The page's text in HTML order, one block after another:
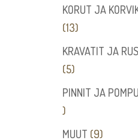
KORUT JA
1313
tuotetta
KRAVATIT JA
55
tuotetta
PINNIT JA
2
tuotetta
MUUT 99